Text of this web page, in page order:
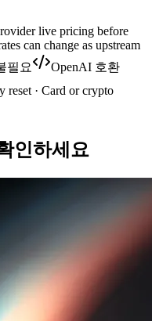
live pricing before
can change as upstream
필요
OpenAI 호환
reset · Card or crypto
인하세요